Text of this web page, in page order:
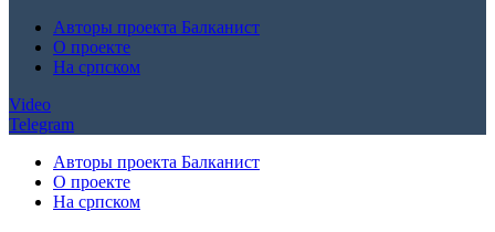
Авторы проекта Балканист
О проекте
На српском
Video
Telegram
Авторы проекта Балканист
О проекте
На српском